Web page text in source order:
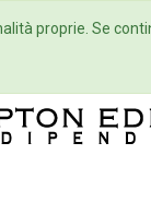
Eventiproprie. Se